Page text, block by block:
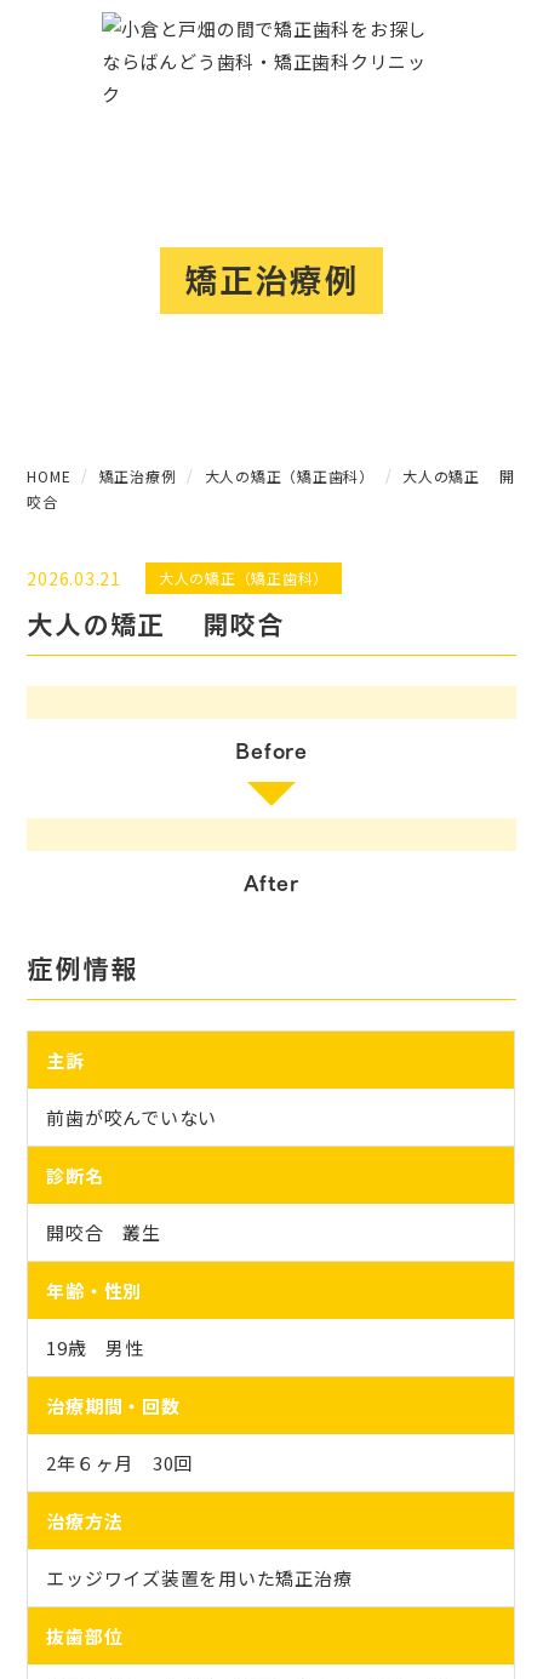
矯正治療例
HOME 矯正治療例 大人の矯正（矯正歯科）
大人の矯正 開
咬合
2026.03.21 大人の矯正（矯正歯科）
大人の矯正 開咬合
Before
After
症例情報
主訴
前歯が咬んでいない
診断名
開咬合 叢生
年齢・性別
19歳 男性
治療期間・回数
2年６ヶ月 30回
治療方法
エッジワイズ装置を用いた矯正治療
抜歯部位